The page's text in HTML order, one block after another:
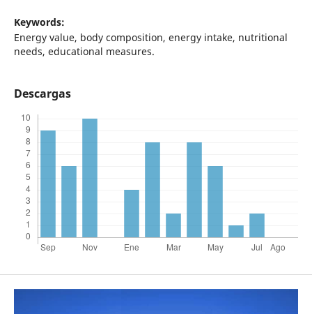
Keywords:
Energy value, body composition, energy intake, nutritional
needs, educational measures.
Descargas